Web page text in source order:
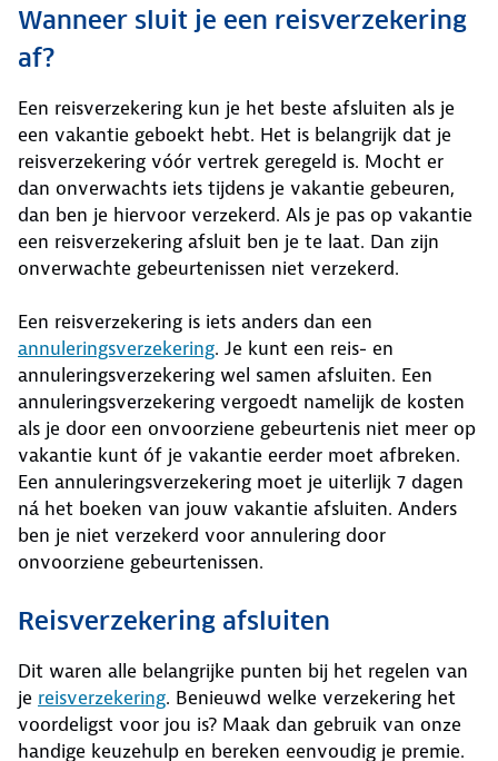
Wanneer sluit je een reisverzekering
af?
Een reisverzekering kun je het beste afsluiten als je
een vakantie geboekt hebt. Het is belangrijk dat je
reisverzekering vóór vertrek geregeld is. Mocht er
dan onverwachts iets tijdens je vakantie gebeuren,
dan ben je hiervoor verzekerd. Als je pas op vakantie
een reisverzekering afsluit ben je te laat. Dan zijn
onverwachte gebeurtenissen niet verzekerd.
Een reisverzekering is iets anders dan een
annuleringsverzekering. Je kunt een reis- en
annuleringsverzekering wel samen afsluiten. Een
annuleringsverzekering vergoedt namelijk de kosten
als je door een onvoorziene gebeurtenis niet meer op
vakantie kunt óf je vakantie eerder moet afbreken.
Een annuleringsverzekering moet je uiterlijk 7 dagen
ná het boeken van jouw vakantie afsluiten. Anders
ben je niet verzekerd voor annulering door
onvoorziene gebeurtenissen.
Reisverzekering afsluiten
Dit waren alle belangrijke punten bij het regelen van
je reisverzekering. Benieuwd welke verzekering het
voordeligst voor jou is? Maak dan gebruik van onze
handige keuzehulp en bereken eenvoudig je premie.